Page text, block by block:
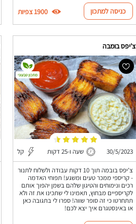
כניסה למתכון 1900 צפיות
צ'יפס בומבה
30/5/2023 שעה ו-25 דקות קל
צ'יפס בובמה תוך 10 דקות עבודה ולשלוח לתנור
- קריספי ממכר טעים ומשגע! תפוחי האדמה
רכים ונימוחים והטיגון שלהם בשמן יהפוך אותם
לקריספיים מבחוץ, תאמינו לי שתכינו את זה ולא
תתחרטו כי זה סופר שווה! ספרו לי בתגובה כאן
או באינסטגרם איך יצא לכם!
מתכון טבעוני